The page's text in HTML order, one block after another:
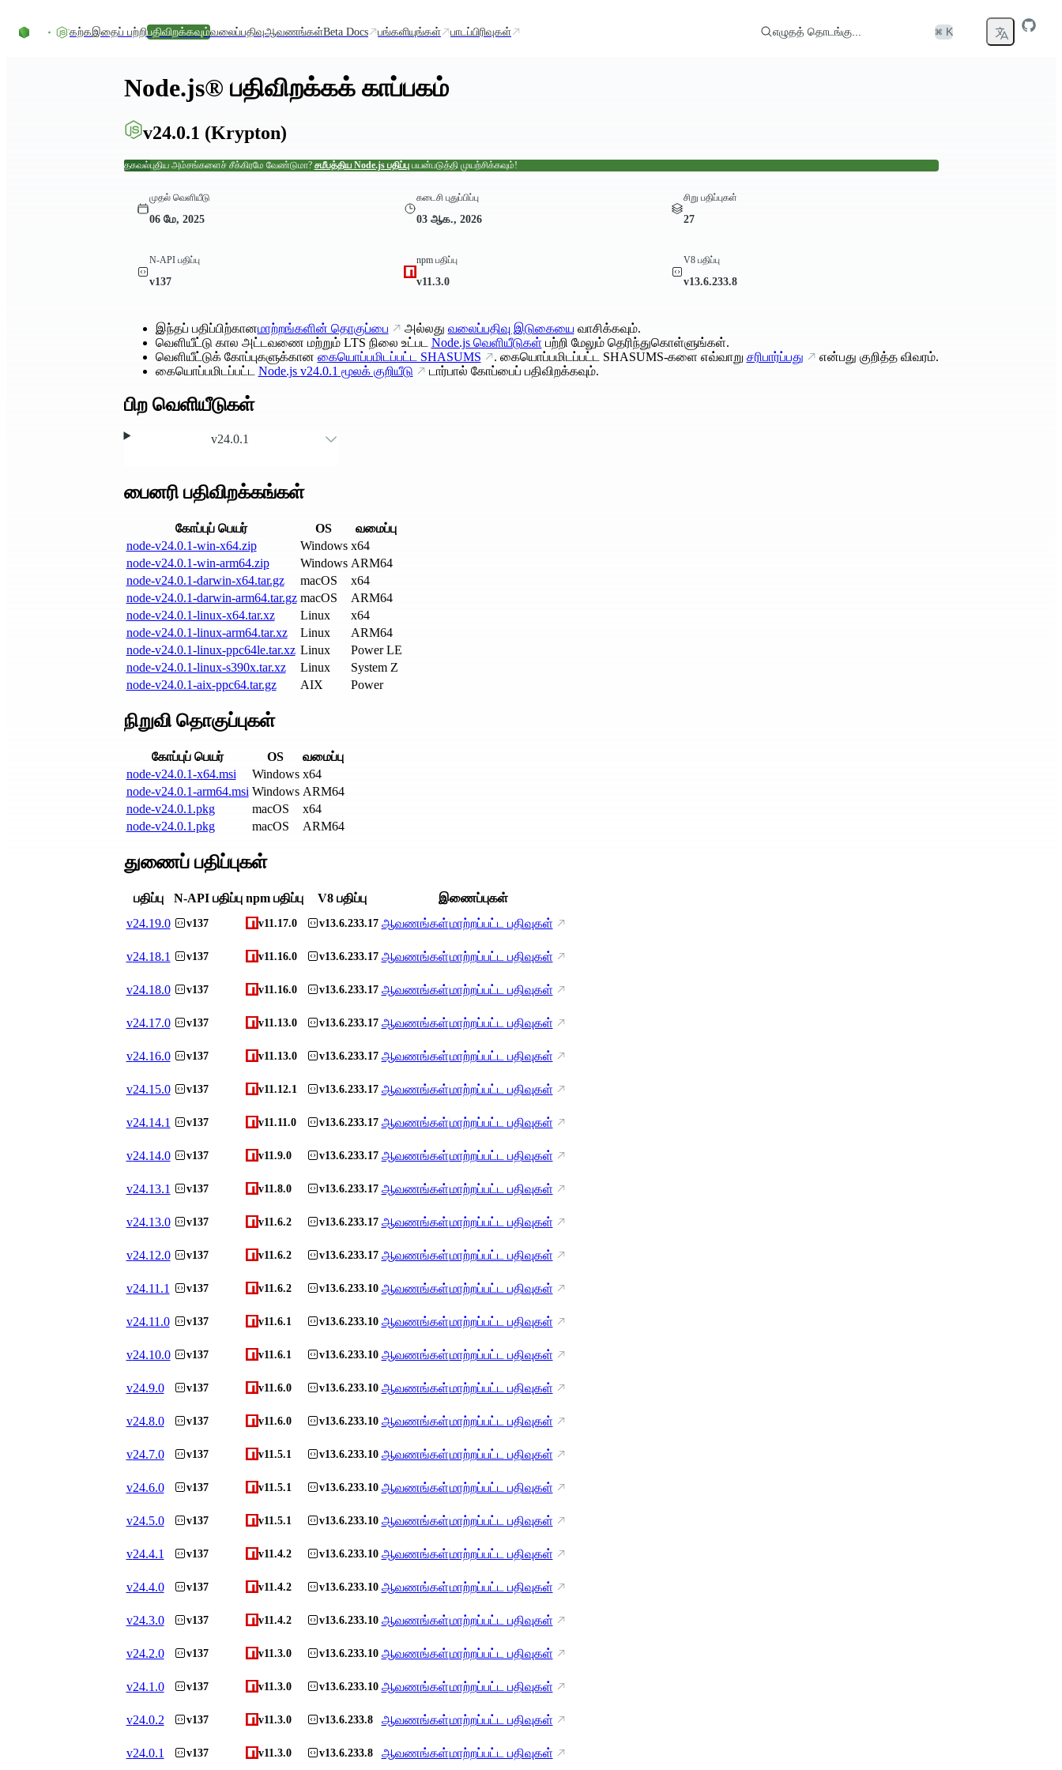
கற்கஇதைப் பற்றிபதிவிறக்கவும்வலைப்பதிவுஆவணங்கள்Beta Docs பங்களியுங்கள் பாடப்பிரிவுகள் எழுதத் தொடங்கு... ⌘ K
Node.js® பதிவிறக்கக் காப்பகம்
v24.0.1 (Krypton)
தகவல்புதிய அம்சங்களைச் சீக்கிரமே வேண்டுமா? சமீபத்திய Node.js பதிப்புபயன்படுத்தி முயற்சிக்கவும்!
முதல் வெளியீடு
06 மே, 2025
கடைசி புதுப்பிப்பு
03 ஆக., 2026
சிறு பதிப்புகள்
27
N-API பதிப்பு
v137
npm பதிப்பு
v11.3.0
V8 பதிப்பு
v13.6.233.8
இந்தப் பதிப்பிற்கானமாற்றங்களின் தொகுப்பை அல்லது வலைப்பதிவு இடுகையை வாசிக்கவும்.
வெளியீட்டு கால அட்டவணை மற்றும் LTS நிலை உட்பட Node.js வெளியீடுகள் பற்றி மேலும் தெரிந்துகொள்ளுங்கள்.
வெளியீட்டுக் கோப்புகளுக்கான கையொப்பமிடப்பட்ட SHASUMS . கையொப்பமிடப்பட்ட SHASUMS-களை எவ்வாறு சரிபார்ப்பது
என்பது குறித்த விவரம்.
கையொப்பமிடப்பட்ட Node.js v24.0.1 மூலக் குறியீடு டார்பால் கோப்பைப் பதிவிறக்கவும்.
பிற வெளியீடுகள்
v24.0.1
பைனரி பதிவிறக்கங்கள்
கோப்புப் பெயர் OS
வமைப்பு
node-v24.0.1-win-x64.zip
Windows x64
node-v24.0.1-win-arm64.zip
Windows ARM64
node-v24.0.1-darwin-x64.tar.gz
macOS
x64
node-v24.0.1-darwin-arm64.tar.gz macOS
ARM64
node-v24.0.1-linux-x64.tar.xz
Linux
x64
node-v24.0.1-linux-arm64.tar.xz
Linux
ARM64
node-v24.0.1-linux-ppc64le.tar.xz Linux
Power LE
node-v24.0.1-linux-s390x.tar.xz
Linux
System Z
node-v24.0.1-aix-ppc64.tar.gz
AIX Power
நிறுவி தொகுப்புகள்
கோப்புப் பெயர் OS
வமைப்பு
node-v24.0.1-x64.msi
Windows x64
node-v24.0.1-arm64.msi Windows ARM64
node-v24.0.1.pkg
macOS
x64
node-v24.0.1.pkg
macOS ARM64
துணைப் பதிப்புகள்
பதிப்பு N-API பதிப்பு npm பதிப்பு V8 பதிப்பு
இணைப்புகள்
v24.19.0 v137 v11.17.0 v13.6.233.17 ஆவணங்கள்மாற்றப்பட்ட பதிவுகள்
v24.18.1 v137 v11.16.0 v13.6.233.17 ஆவணங்கள்மாற்றப்பட்ட பதிவுகள்
v24.18.0 v137 v11.16.0 v13.6.233.17 ஆவணங்கள்மாற்றப்பட்ட பதிவுகள்
v24.17.0 v137 v11.13.0 v13.6.233.17 ஆவணங்கள்மாற்றப்பட்ட பதிவுகள்
v24.16.0 v137 v11.13.0 v13.6.233.17 ஆவணங்கள்மாற்றப்பட்ட பதிவுகள்
v24.15.0 v137 v11.12.1 v13.6.233.17 ஆவணங்கள்மாற்றப்பட்ட பதிவுகள்
v24.14.1 v137 v11.11.0 v13.6.233.17 ஆவணங்கள்மாற்றப்பட்ட பதிவுகள்
v24.14.0 v137 v11.9.0 v13.6.233.17 ஆவணங்கள்மாற்றப்பட்ட பதிவுகள்
v24.13.1 v137 v11.8.0 v13.6.233.17 ஆவணங்கள்மாற்றப்பட்ட பதிவுகள்
v24.13.0 v137 v11.6.2 v13.6.233.17 ஆவணங்கள்மாற்றப்பட்ட பதிவுகள்
v24.12.0 v137 v11.6.2 v13.6.233.17 ஆவணங்கள்மாற்றப்பட்ட பதிவுகள்
v24.11.1 v137 v11.6.2 v13.6.233.10 ஆவணங்கள்மாற்றப்பட்ட பதிவுகள்
v24.11.0 v137 v11.6.1 v13.6.233.10 ஆவணங்கள்மாற்றப்பட்ட பதிவுகள்
v24.10.0 v137 v11.6.1 v13.6.233.10 ஆவணங்கள்மாற்றப்பட்ட பதிவுகள்
v24.9.0 v137 v11.6.0 v13.6.233.10 ஆவணங்கள்மாற்றப்பட்ட பதிவுகள்
v24.8.0 v137 v11.6.0 v13.6.233.10 ஆவணங்கள்மாற்றப்பட்ட பதிவுகள்
v24.7.0 v137 v11.5.1 v13.6.233.10 ஆவணங்கள்மாற்றப்பட்ட பதிவுகள்
v24.6.0 v137 v11.5.1 v13.6.233.10 ஆவணங்கள்மாற்றப்பட்ட பதிவுகள்
v24.5.0 v137 v11.5.1 v13.6.233.10 ஆவணங்கள்மாற்றப்பட்ட பதிவுகள்
v24.4.1 v137 v11.4.2 v13.6.233.10 ஆவணங்கள்மாற்றப்பட்ட பதிவுகள்
v24.4.0 v137 v11.4.2 v13.6.233.10 ஆவணங்கள்மாற்றப்பட்ட பதிவுகள்
v24.3.0 v137 v11.4.2 v13.6.233.10 ஆவணங்கள்மாற்றப்பட்ட பதிவுகள்
v24.2.0 v137 v11.3.0 v13.6.233.10 ஆவணங்கள்மாற்றப்பட்ட பதிவுகள்
v24.1.0 v137 v11.3.0 v13.6.233.10 ஆவணங்கள்மாற்றப்பட்ட பதிவுகள்
v24.0.2 v137 v11.3.0 v13.6.233.8 ஆவணங்கள்மாற்றப்பட்ட பதிவுகள்
v24.0.1 v137 v11.3.0 v13.6.233.8 ஆவணங்கள்மாற்றப்பட்ட பதிவுகள்